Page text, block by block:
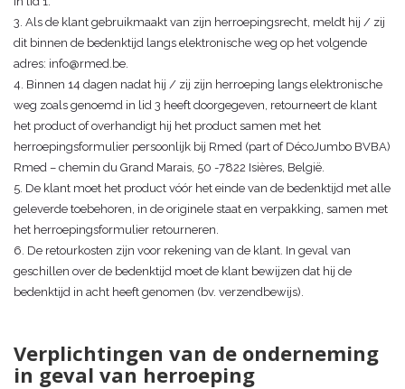
3. Als de klant gebruikmaakt van zijn herroepingsrecht, meldt hij / zij
dit binnen de bedenktijd langs elektronische weg op het volgende
adres: info@rmed.be.
4. Binnen 14 dagen nadat hij / zij zijn herroeping langs elektronische
weg zoals genoemd in lid 3 heeft doorgegeven, retourneert de klant
het product of overhandigt hij het product samen met het
herroepingsformulier persoonlijk bij Rmed (part of DécoJumbo BVBA)
Rmed – chemin du Grand Marais, 50 -7822 Isières, België.
5. De klant moet het product vóór het einde van de bedenktijd met alle
geleverde toebehoren, in de originele staat en verpakking, samen met
het herroepingsformulier retourneren.
6. De retourkosten zijn voor rekening van de klant. In geval van
geschillen over de bedenktijd moet de klant bewijzen dat hij de
bedenktijd in acht heeft genomen (bv. verzendbewijs).
Verplichtingen van de onderneming
in geval van herroeping